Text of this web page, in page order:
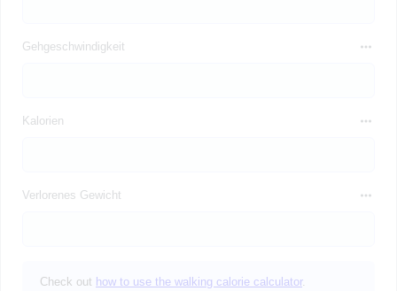
Gehgeschwindigkeit
Kalorien
Verlorenes Gewicht
Check out how to use the walking calorie calculator.